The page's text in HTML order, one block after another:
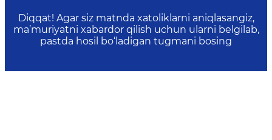
Diqqat! Agar siz matnda xatoliklarni aniqlasangiz,
ma’muriyatni xabardor qilish uchun ularni belgilab,
pastda hosil bo‘ladigan tugmani bosing